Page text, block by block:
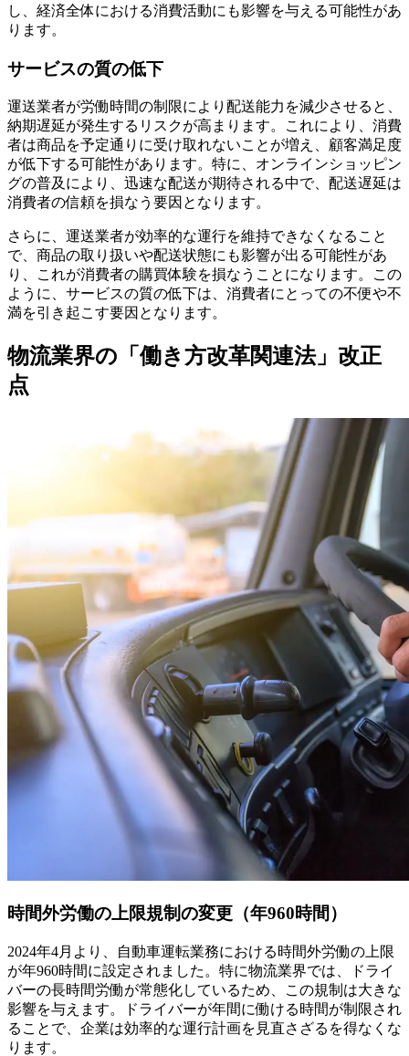
し、経済全体における消費活動にも影響を与える可能性があ
ります。
サービスの質の低下
運送業者が労働時間の制限により配送能力を減少させると、
納期遅延が発生するリスクが高まります。これにより、消費
者は商品を予定通りに受け取れないことが増え、顧客満足度
が低下する可能性があります。特に、オンラインショッピン
グの普及により、迅速な配送が期待される中で、配送遅延は
消費者の信頼を損なう要因となります。
さらに、運送業者が効率的な運行を維持できなくなること
で、商品の取り扱いや配送状態にも影響が出る可能性があ
り、これが消費者の購買体験を損なうことになります。この
ように、サービスの質の低下は、消費者にとっての不便や不
満を引き起こす要因となります。
物流業界の「働き方改革関連法」改正
点
時間外労働の上限規制の変更（年960時間）
2024年4月より、自動車運転業務における時間外労働の上限
が年960時間に設定されました。特に物流業界では、ドライ
バーの長時間労働が常態化しているため、この規制は大きな
影響を与えます。ドライバーが年間に働ける時間が制限され
ることで、企業は効率的な運行計画を見直さざるを得なくな
ります。